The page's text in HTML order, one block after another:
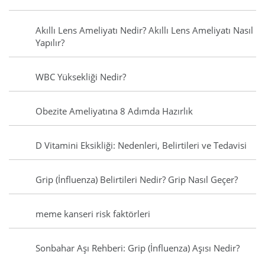
Akıllı Lens Ameliyatı Nedir? Akıllı Lens Ameliyatı Nasıl
Yapılır?
WBC Yüksekliği Nedir?
Obezite Ameliyatına 8 Adımda Hazırlık
D Vitamini Eksikliği: Nedenleri, Belirtileri ve Tedavisi
Grip (İnfluenza) Belirtileri Nedir? Grip Nasıl Geçer?
meme kanseri risk faktörleri
Sonbahar Aşı Rehberi: Grip (İnfluenza) Aşısı Nedir?